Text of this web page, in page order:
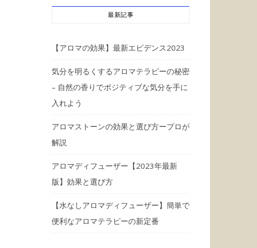
最新記事
【アロマの効果】最新エビデンス2023
気分を明るくするアロマテラピーの秘密
– 自然の香りでポジティブな気分を手に
入れよう
アロマストーンの効果と選び方ープロが
解説
アロマディフューザー【2023年最新
版】効果と選び方
【水なしアロマディフューザー】簡単で
便利なアロマテラピーの新定番